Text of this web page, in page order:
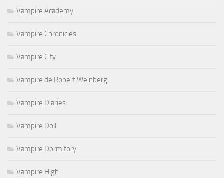
Vampire Academy
Vampire Chronicles
Vampire City
Vampire de Robert Weinberg
Vampire Diaries
Vampire Doll
Vampire Dormitory
Vampire High